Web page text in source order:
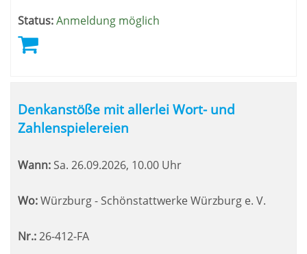
Status:Anmeldung möglich
Denkanstöße mit allerlei Wort- und
Zahlenspielereien
Wann: Sa. 26.09.2026, 10.00 Uhr
Wo:Würzburg - Schönstattwerke Würzburg e. V.
Nr.:26-412-FA